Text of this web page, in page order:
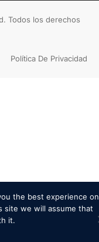
Todos los derechos
Política De Privacidad
the best experience on
site we will assume that
it.